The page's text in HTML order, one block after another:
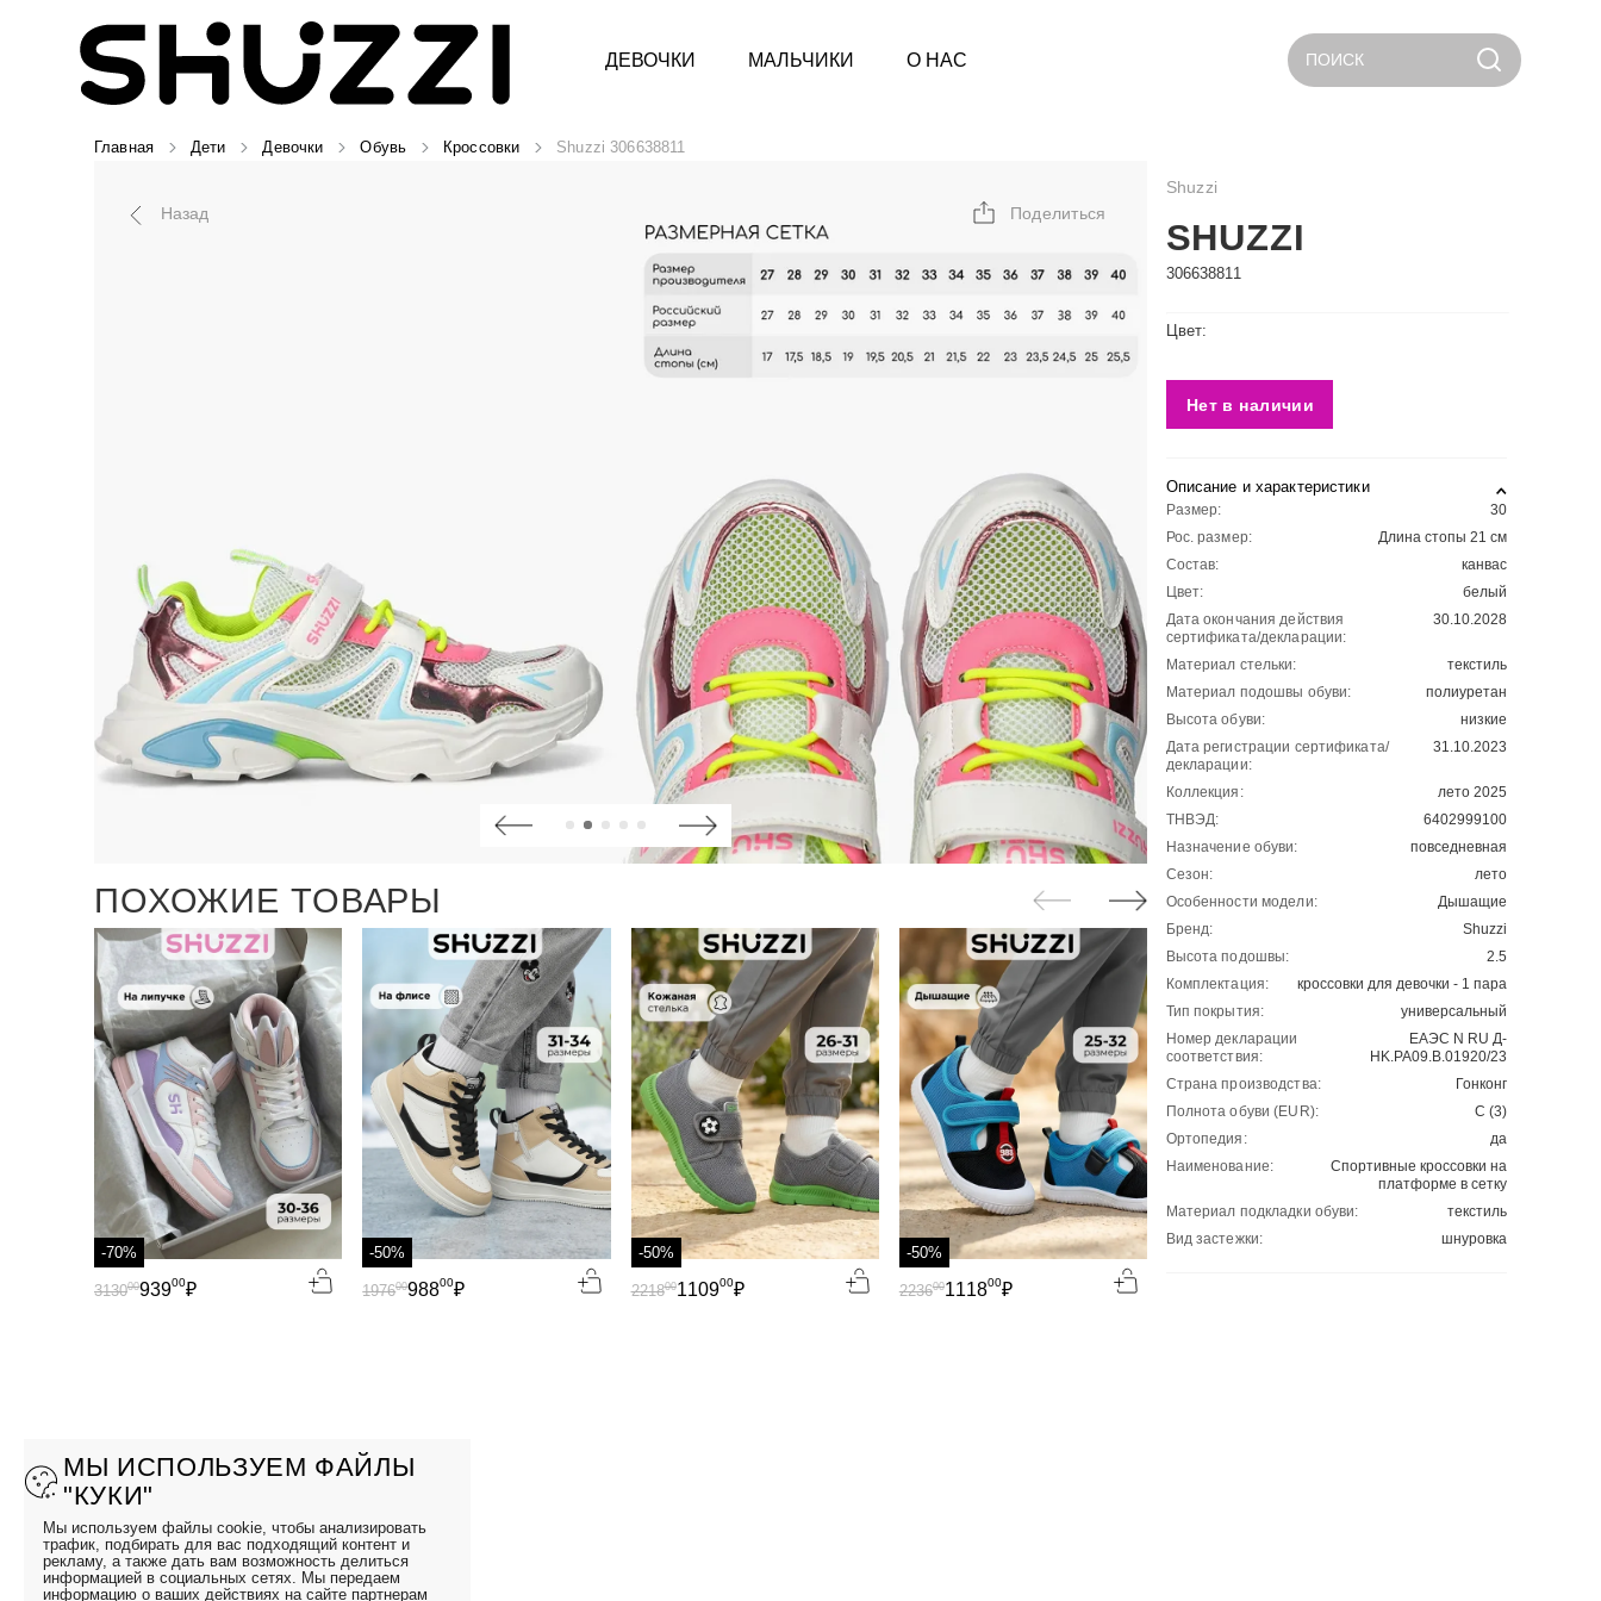
ДЕВОЧКИ МАЛЬЧИКИ О НАС ПОИСК
Главная Дети Девочки Обувь Кроссовки Shuzzi 306638811
Назад Поделиться
ПОХОЖИЕ ТОВАРЫ
-70%
93900₽
313000
-50%
98800₽
197600
-50%
110900₽
221800
-50%
111800₽
223600
Shuzzi
SHUZZI
306638811
Цвет:
Нет в наличии
Описание и характеристики
Размер:
30
Рос. размер:
Длина стопы 21 см
Состав:
канвас
Цвет:
белый
Дата окончания действия
сертификата/декларации:
30.10.2028
Материал стельки:
текстиль
Материал подошвы обуви:
полиуретан
Высота обуви:
низкие
Дата регистрации сертификата/
декларации:
31.10.2023
Коллекция:
лето 2025
ТНВЭД:
6402999100
Назначение обуви:
повседневная
Сезон:
лето
Особенности модели:
Дышащие
Бренд:
Shuzzi
Высота подошвы:
2.5
Комплектация:
кроссовки для девочки - 1 пара
Тип покрытия:
универсальный
Номер декларации
соответствия:
ЕАЭС N RU Д-
HK.РА09.В.01920/23
Страна производства:
Гонконг
Полнота обуви (EUR):
C (3)
Ортопедия:
да
Наименование:
Спортивные кроссовки на
платформе в сетку
Материал подкладки обуви:
текстиль
Вид застежки:
шнуровка
МЫ ИСПОЛЬЗУЕМ ФАЙЛЫ
"КУКИ"
Мы используем файлы cookie, чтобы анализировать
трафик, подбирать для вас подходящий контент и
рекламу, а также дать вам возможность делиться
информацией в социальных сетях. Мы передаем
информацию о ваших действиях на сайте партнерам